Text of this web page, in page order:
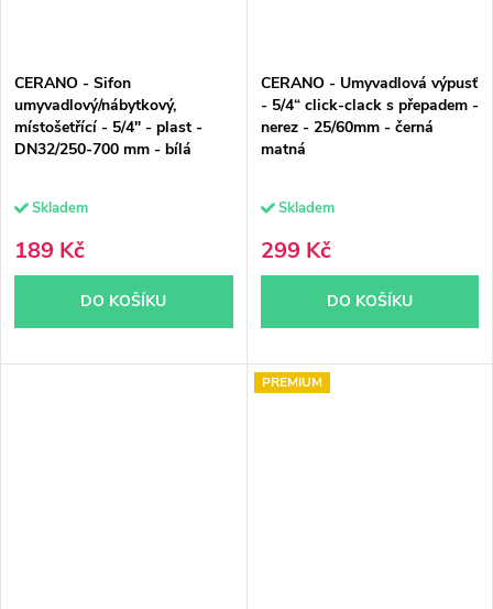
CERANO - Sifon
umyvadlový/nábytkový,
místošetřící - 5/4" - plast -
DN32/250-700 mm - bílá
Skladem
189 Kč
DO KOŠÍKU
CERANO - Umyvadlová výpusť
- 5/4“ click-clack s přepadem -
nerez - 25/60mm - černá
matná
Skladem
299 Kč
DO KOŠÍKU
PREMIUM